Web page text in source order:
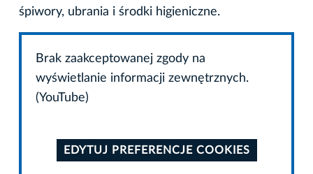
śpiwory, ubrania i środki higieniczne.
Brak zaakceptowanej zgody na
wyświetlanie informacji zewnętrznych.
(YouTube)
EDYTUJ PREFERENCJE COOKIES